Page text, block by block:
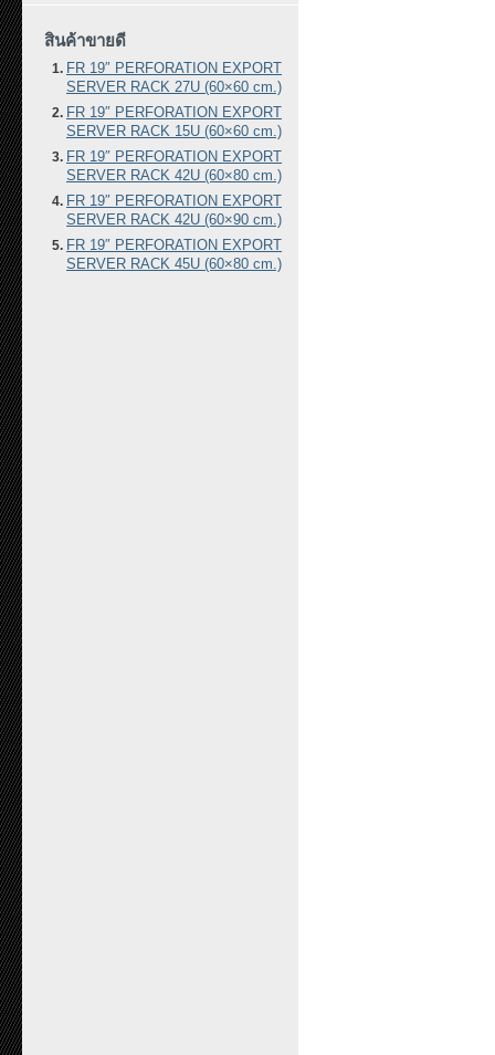
สินค้าขายดี
FR 19″ PERFORATION EXPORT
SERVER RACK 27U (60×60 cm.)
FR 19″ PERFORATION EXPORT
SERVER RACK 15U (60×60 cm.)
FR 19″ PERFORATION EXPORT
SERVER RACK 42U (60×80 cm.)
FR 19″ PERFORATION EXPORT
SERVER RACK 42U (60×90 cm.)
FR 19″ PERFORATION EXPORT
SERVER RACK 45U (60×80 cm.)